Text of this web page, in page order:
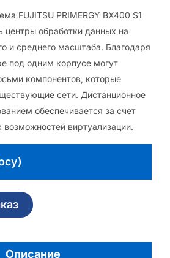
FUJITSU PRIMERGY BX400 S1
центры обработки данных на
и среднего масштаба. Благодаря
под одним корпусе могут
компонентов, которые
сети. Дистанционное
обеспечивается за счет
виртуализации.
Описание